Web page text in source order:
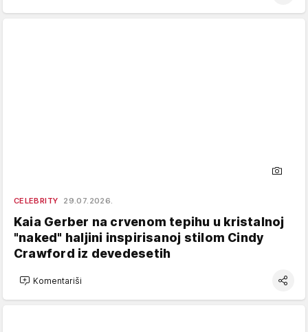
CELEBRITY 29.07.2026.
Kaia Gerber na crvenom tepihu u kristalnoj
"naked" haljini inspirisanoj stilom Cindy
Crawford iz devedesetih
Komentariši